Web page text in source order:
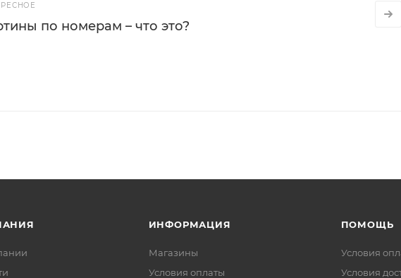
по номерам – что это?
ИНФОРМАЦИЯ
Магазины
Условия оплаты
ПОМОЩЬ
Условия
Условия